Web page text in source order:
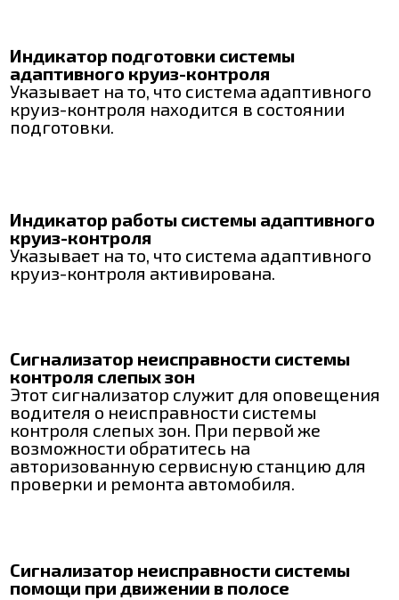
Индикатор подготовки системы
адаптивного круиз-контроля
Указывает на то, что система адаптивного
круиз-контроля находится в состоянии
подготовки.
Индикатор работы системы адаптивного
круиз-контроля
Указывает на то, что система адаптивного
круиз-контроля активирована.
Сигнализатор неисправности системы
контроля слепых зон
Этот сигнализатор служит для оповещения
водителя о неисправности системы
контроля слепых зон. При первой же
возможности обратитесь на
авторизованную сервисную станцию для
проверки и ремонта автомобиля.
Сигнализатор неисправности системы
помощи при движении в полосе